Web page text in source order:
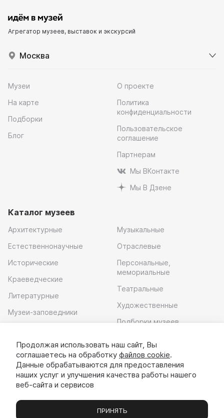
Агрегатор музеев, выставок и экскурсий
Москва
Музеи
На карте
Подборки
Блог
О проекте
Политика
конфиденциальности
Пользовательское
соглашение
Партнерам
Мы ВКонтакте
Мы В Дзене
Каталог музеев
Архитектурные
Естественнонаучные
Исторические
Краеведческие
Литературные
Музеи-заповедники
Музыкальные
Отраслевые
Персональные,
мемориальные
Театральные
Художественные
Подборки музеев
Скачать приложение
Продолжая использовать наш сайт, Вы
соглашаетесь на обработку файлов cookie.
Данные обрабатываются для предоставления
наших услуг и улучшения качества работы нашего
веб-сайта и сервисов
ПРИНЯТЬ